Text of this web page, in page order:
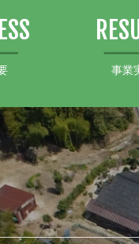
事業